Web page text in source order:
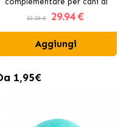
pollo
33.26 € 29.94 €
Aggiungi
1,95€